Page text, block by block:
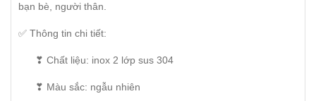
bạn bè, người thân.
✅ Thông tin chi tiết:
❣ Chất liệu: inox 2 lớp sus 304
❣ Màu sắc: ngẫu nhiên